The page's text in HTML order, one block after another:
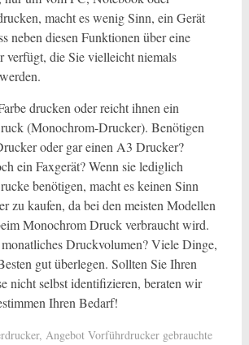
macht es wenig Sinn, ein Gerät
neben diesen Funktionen über eine
verfügt, die Sie vielleicht niemals
drucken oder reicht ihnen ein
(Monochrom-Drucker). Benötigen
oder gar einen A3 Drucker?
ein Faxgerät? Wenn sie lediglich
benötigen, macht es keinen Sinn
zu kaufen, da bei den meisten Modellen
Monochrom Druck verbraucht wird.
Druckvolumen? Viele Dinge,
gut überlegen. Sollten Sie Ihren
nicht selbst identifizieren, beraten wir
Ihren Bedarf!
, Angebot Vorführdrucker gebrauchte